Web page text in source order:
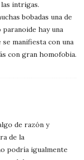
intrigas.
bobadas una de
hay una
manifiesta con una
con gran homofobia.
de razón y
de la
podría igualmente